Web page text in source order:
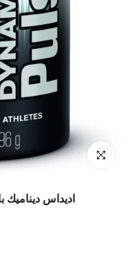
انقر للتكبير
اديداس ديناميك